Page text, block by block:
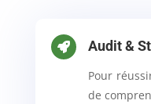
 Audit &
Pour
de